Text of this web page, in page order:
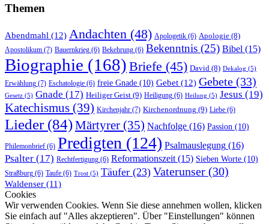
Themen
Abendmahl (12) Andachten (48) Apologetik (6) Apologie (8)
Apostolikum (7) Bauernkrieg (6) Bekehrung (6) Bekenntnis (25) Bibel (15)
Biographie (168) Briefe (45) David (8) Dekalog (5)
Erwählung (7) Eschatologie (6) freie Gnade (10) Gebet (12) Gebete (33)
Gesetz (5) Gnade (17) Heiliger Geist (9) Heiligung (6) Heilung (5) Jesus (19)
Katechismus (39) Kirchenjahr (7) Kirchenordnung (9) Liebe (6)
Lieder(84)Märtyrer (35) Nachfolge (16) Passion (10)
Philemonbrief (6) Predigten (124) Psalmauslegung (16)
Psalter (17) Rechtfertigung (6) Reformationszeit (15) Sieben Worte (10)
Straßburg (6) Taufe (6) Trost (5) Täufer (23) Vaterunser (30)
Waldenser (11)
Cookies
Wir verwenden Cookies. Wenn Sie diese annehmen wollen, klicken
Sie einfach auf "Alles akzeptieren". Über "Einstellungen" können